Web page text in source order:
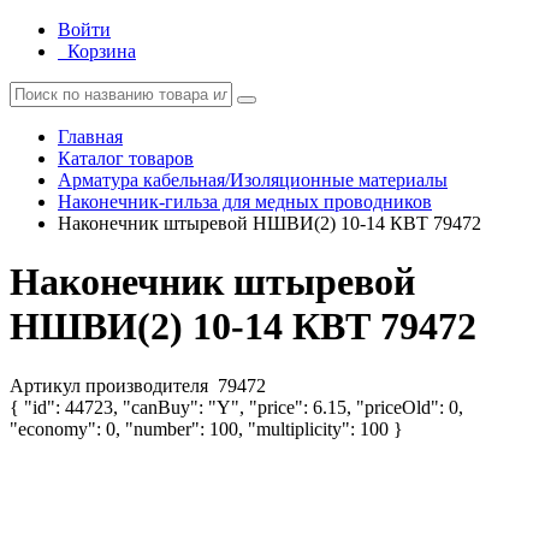
Войти
Корзина
Главная
Каталог товаров
Арматура кабельная/Изоляционные материалы
Наконечник-гильза для медных проводников
Наконечник штыревой НШВИ(2) 10-14 КВТ 79472
Наконечник штыревой
НШВИ(2) 10-14 КВТ 79472
Артикул производителя 79472
{ "id": 44723, "canBuy": "Y", "price": 6.15, "priceOld": 0,
"economy": 0, "number": 100, "multiplicity": 100 }